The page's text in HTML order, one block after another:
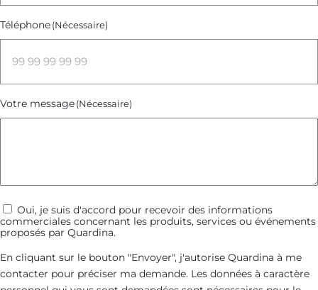
Téléphone(Nécessaire)
Votre message(Nécessaire)
Communications
commerciales
Oui, je suis d'accord pour recevoir des informations
commerciales concernant les produits, services ou événements
proposés par Quardina.
En cliquant sur le bouton "Envoyer", j'autorise Quardina à me
contacter pour préciser ma demande. Les données à caractère